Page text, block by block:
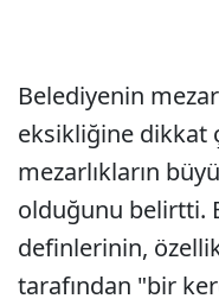
Belediyenin
eksikliğine dikkat
mezarlıkların
olduğunu belirtti.
definlerinin,
tarafından "bir